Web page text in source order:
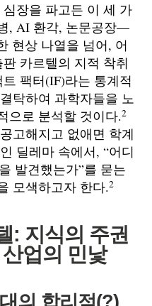
장을 파고든 이 세 가
, AI 환각, 논문공장—
현상 나열을 넘어, 어
카르텔의 지적 착취
팩터(IF)라는 통계적
탁하여 과학자들을 노
으로 분석할 것이다.2
고해지고 없애면 학계
딜레마 속에서, “어디
발견했는가”를 묻는
모색하고자 한다.2
: 지식의 주권
업의 민낯